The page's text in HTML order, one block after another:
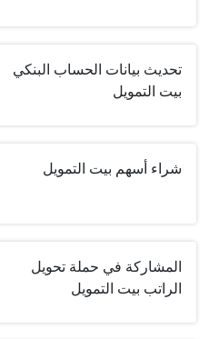
تحديث بيانات الحساب البنكي
بيت التمويل
شراء أسهم بيت التمويل
المشاركة في حملة تحويل
الراتب بيت التمويل